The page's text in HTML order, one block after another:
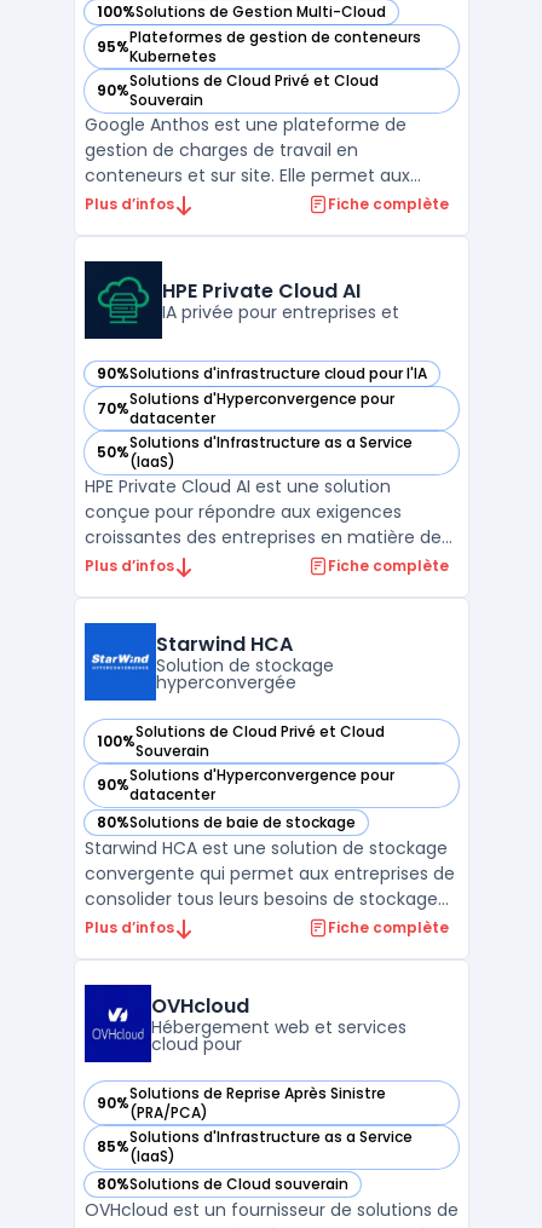
100%Solutions de Gestion Multi-Cloud
— voir Google Anthos dans cette catégorie
95%Plateformes de gestion de conteneurs
Kubernetes
— voir Google Anthos dans cette catégorie
90%Solutions de Cloud Privé et Cloud
Souverain
— voir Google Anthos dans cette catégorie
Google Anthos est une plateforme de
gestion de charges de travail en
conteneurs et sur site. Elle permet aux
organisations de gérer plus efficacement
infrastructure publique, privée ou sur site. La
solution Google Ant ...
Plus d’infos Fiche complète
HPE Private Cloud AI
IA privée pour entreprises et
90%Solutions d'infrastructure cloud pour l'IA
— voir HPE Private Cloud AI dans cette catégorie
70%Solutions d'Hyperconvergence pour
datacenter
— voir HPE Private Cloud AI dans cette catégorie
50%Solutions d'Infrastructure as a Service
(IaaS)
— voir HPE Private Cloud AI dans cette catégorie
HPE Private Cloud AI est une solution
conçue pour répondre aux exigences
croissantes des entreprises en matière de
déploiement de l’intelligence artificielle sur
intégrant des composants matériels et
logiciels optimisés ...
Plus d’infos Fiche complète
Starwind HCA
Solution de stockage
hyperconvergée
100%Solutions de Cloud Privé et Cloud
Souverain
— voir Starwind HCA dans cette catégorie
90%Solutions d'Hyperconvergence pour
datacenter
— voir Starwind HCA dans cette catégorie
80%Solutions de baie de stockage
— voir Starwind HCA dans cette catégorie
Starwind HCA est une solution de stockage
convergente qui permet aux entreprises de
consolider tous leurs besoins de stockage
et de virtualisation. Elle combine une
disponible pour une capacité de stockage à
la fois flexible e ...
Plus d’infos Fiche complète
OVHcloud
Hébergement web et services
cloud pour
90%Solutions de Reprise Après Sinistre
(PRA/PCA)
— voir OVHcloud dans cette catégorie
85%Solutions d'Infrastructure as a Service
(IaaS)
— voir OVHcloud dans cette catégorie
80%Solutions de Cloud souverain
— voir OVHcloud dans cette catégorie
OVHcloud est un fournisseur de solutions de